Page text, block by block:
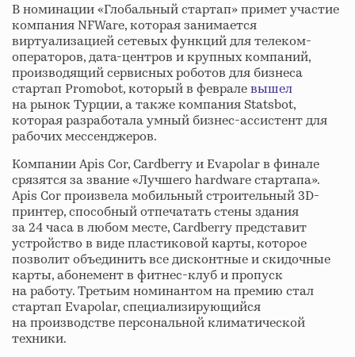
В номинации «Глобальный стартап» примет участие
компания NFWare, которая занимается
виртуализацией сетевых функций для телеком-
операторов, дата-центров и крупных компаний,
производящий сервисных роботов для бизнеса
стартап Promobot, который в февралевышел
на рынок Турции, а также компания Statsbot,
которая разработала умный бизнес-ассистент для
рабочих мессенджеров.
Компании Apis Cor, Cardberry и Evapolar в финале
срязятся за звание «Лучшего hardware стартапа».
Apis Cor произвела мобильный строительный 3D-
принтер, способный отпечатать стены здания
за 24 часа в любом месте, Cardberry представит
устройство в виде пластиковой карты, которое
позволит объединить все дисконтные и скидочные
карты, абонемент в фитнес-клуб и пропуск
на работу. Третьим номинантом на премию стал
стартап Evapolar, специализирующийся
на производстве персональной климатической
техники.